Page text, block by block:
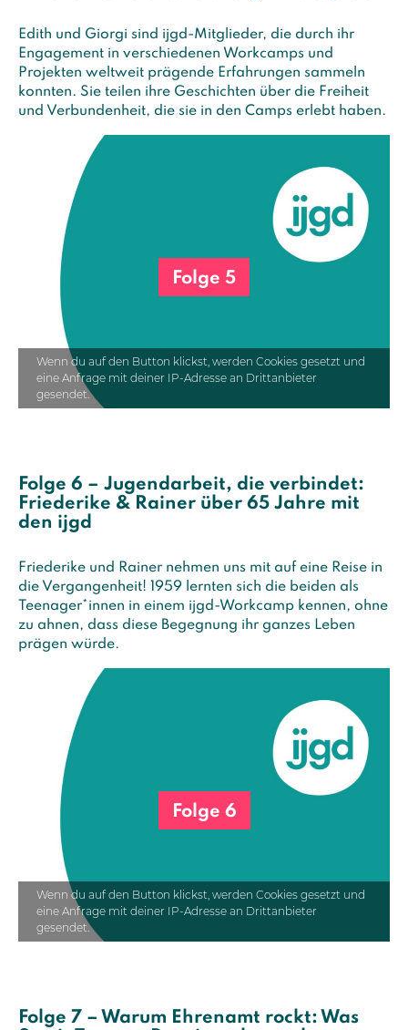
Edith und Giorgi sind ijgd-Mitglieder, die durch ihr
Engagement in verschiedenen Workcamps und
Projekten weltweit prägende Erfahrungen sammeln
konnten. Sie teilen ihre Geschichten über die Freiheit
und Verbundenheit, die sie in den Camps erlebt haben.
Folge 5
Wenn du auf den Button klickst, werden Cookies gesetzt und
eine Anfrage mit deiner IP-Adresse an Drittanbieter
gesendet.
Folge 6 – Jugendarbeit, die verbindet:
Friederike & Rainer über 65 Jahre mit
den ijgd
Friederike und Rainer nehmen uns mit auf eine Reise in
die Vergangenheit! 1959 lernten sich die beiden als
Teenager*innen in einem ijgd-Workcamp kennen, ohne
zu ahnen, dass diese Begegnung ihr ganzes Leben
prägen würde.
Folge 6
Wenn du auf den Button klickst, werden Cookies gesetzt und
eine Anfrage mit deiner IP-Adresse an Drittanbieter
gesendet.
Folge 7 – Warum Ehrenamt rockt: Was